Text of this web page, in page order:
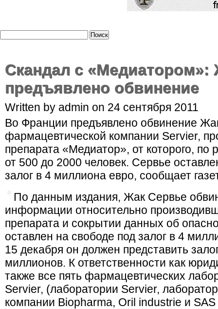
Скандал с «Медиатором»:
предъявлено обвинение
Written by admin on 24 сентября 2011
Во Франции предъявлено обвинение
фармацевтической компании Servier,
препарата «Медиатор», от которого,
от 500 до 2000 человек. Сервье
залог в 4 миллиона евро, сообщает
По данным издания, Жак Сервье
информации относительно
препарата и сокрытии данных об
оставлен на свободе под залог в 4
15 декабря он должен представить
миллионов. К ответственности как
также все пять фармацевтических
Servier, (лаборатории Servier,
компании Biopharma, Oril industrie и